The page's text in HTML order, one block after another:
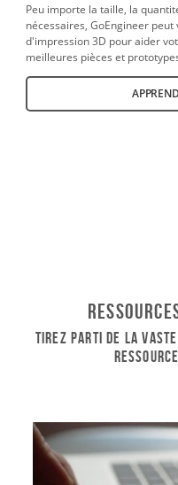
Peu importe la taille, la
nécessaires, GoEngineer
d'impression 3D pour aider
meilleures pièces et
Tirez parti de la vaste